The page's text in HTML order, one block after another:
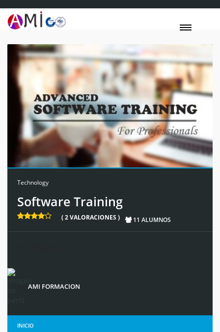
Technology
Software Training
( 2 VALORACIONES ) 11 ALUMNOS
AMI FORMACION
INICIO